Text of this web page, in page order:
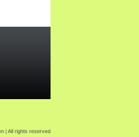
| All rights reserved